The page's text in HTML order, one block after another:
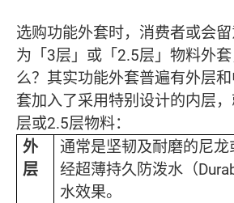
选购功能外套时，消费者或会
为「3层」或「2.5层」物料外
么？其实功能外套普遍有外层
套加入了采用特别设计的内层
层或2.5层物料：
外
层
通常是坚韧及耐磨的尼
经超薄持久防泼水（
水效果。